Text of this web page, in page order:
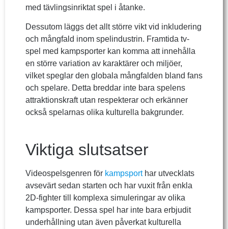
med tävlingsinriktat spel i åtanke.
Dessutom läggs det allt större vikt vid inkludering
och mångfald inom spelindustrin. Framtida tv-
spel med kampsporter kan komma att innehålla
en större variation av karaktärer och miljöer,
vilket speglar den globala mångfalden bland fans
och spelare. Detta breddar inte bara spelens
attraktionskraft utan respekterar och erkänner
också spelarnas olika kulturella bakgrunder.
Viktiga slutsatser
Videospelsgenren för kampsporthar utvecklats
avsevärt sedan starten och har vuxit från enkla
2D-fighter till komplexa simuleringar av olika
kampsporter. Dessa spel har inte bara erbjudit
underhållning utan även påverkat kulturella